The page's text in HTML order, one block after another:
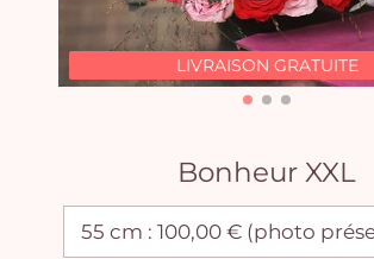
LIVRAISON GRATUITE
Bonheur XXL